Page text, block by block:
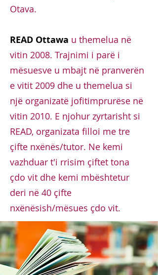
Otava.
READ Ottawa u themelua në
vitin 2008. Trajnimi i parë i
mësuesve u mbajt në pranverën
e vitit 2009 dhe u themelua si
një organizatë jofitimprurëse në
vitin 2010. E njohur zyrtarisht si
READ, organizata filloi me tre
çifte nxënës/tutor. Ne kemi
vazhduar t'i rrisim çiftet tona
çdo vit dhe kemi mbështetur
deri në 40 çifte
nxënësish/mësues çdo vit.